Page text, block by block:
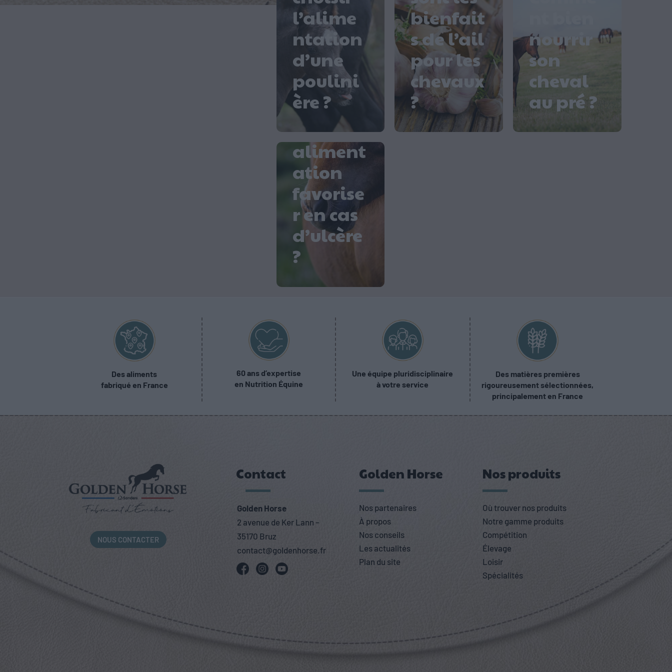
l’alime
ntation
d’une
poulini
ère ?
bienfait
s de l’ail
pour les
chevaux
?
nourrir
son
cheval
au pré ?
Quelle
aliment
ation
favorise
r en cas
d’ulcère
?
Des aliments
fabriqué en France
60 ans d’expertise
en Nutrition Équine
Une équipe pluridisciplinaire
à votre service
Des matières premières
rigoureusement sélectionnées,
principalement en France
NOUS CONTACTER
Contact
Golden Horse
2 avenue de Ker Lann –
35170 Bruz
contact@goldenhorse.fr
Golden Horse
Nos partenaires
À propos
Nos conseils
Les actualités
Plan du site
Nos produits
Où trouver nos produits
Notre gamme produits
Compétition
Élevage
Loisir
Spécialités